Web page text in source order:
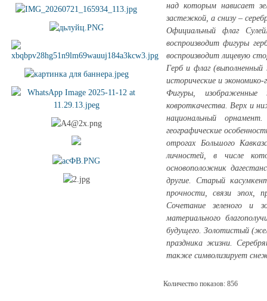
над которым нависает
застежкой, а снизу –
Официальный флаг
воспроизводит фигуры
воспроизводит лицевую
Герб и флаг (выполненный
исторические и экономико-
Фигуры, изображенные
ковроткачества. Верх и
национальный
географические
отрогах Большого
личностей, в числе
основоположник
другие. Старый
прочности, связи эпох,
Сочетание зеленого и
материального
будущего. Золотистый
праздника жизни.
также символизирует
Количество показов: 856